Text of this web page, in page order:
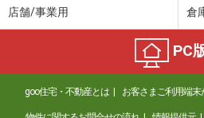
店舗/事業用 倉
PC
goo住宅・不動産とは お客さまご利用端